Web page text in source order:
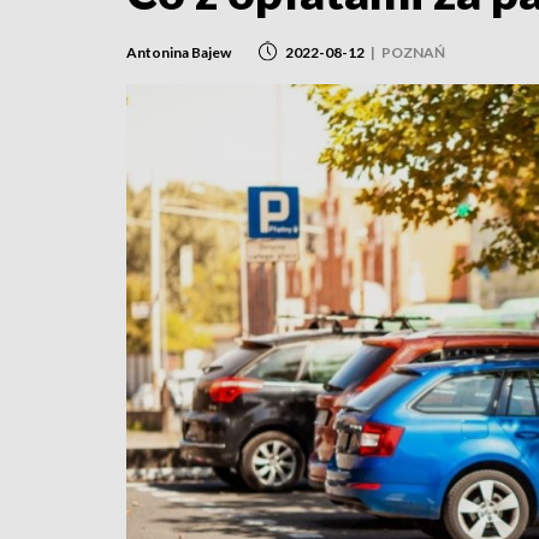
Antonina Bajew 2022-08-12 | POZNAŃ